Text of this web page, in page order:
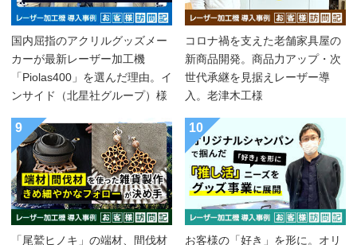
国内屈指のアクリルグッズメー
カーが最新レーザー加工機
「Piolas400」を選んだ理由。イ
ンサイド（北星社グループ）様
コロナ禍を支えた老舗家具屋の
新商品開発。商品力アップ・次
世代承継を見据えレーザー導
入。老津木工様
9
「尾鷲ヒノキ」の端材、間伐材
10
お客様の「好き」を形に。オリ